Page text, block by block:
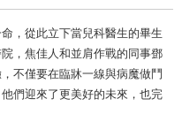
，從此立下當兒科醫生的畢生
，焦佳人和並肩作戰的同事鄧
不僅要在臨牀一線與病魔做鬥
們迎來了更美好的未來，也完